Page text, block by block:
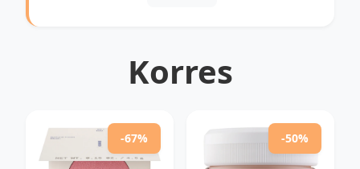
Korres
-67% -50%